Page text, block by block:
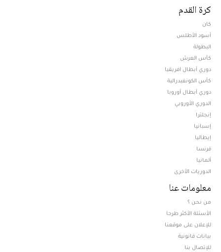
كرة القدم
كان
أسود الأطلس
البطولة
كأس العرش
دوري أبطال افريقيا
كأس الكونفيدرالية
دوري أبطال أوروبا
الدوري الأوروبي
إنجلترا
إسبانيا
إيطاليا
فرنسا
ألمانيا
الدوريات الأخرى
معلومات عنا
من نحن ؟
الأسئلة الأكثر طرحا
للإعلان على موقعنا
بيانات قانونية
للإتصال بنا